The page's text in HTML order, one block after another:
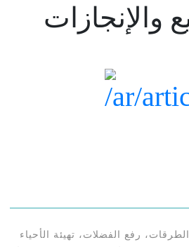
والإنجازات
رفع الفضلات، تهيئة الأحياء